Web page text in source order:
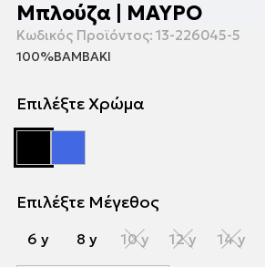
Μπλούζα | ΜΑΥΡΟ
Κωδικός Προϊόντος: 13-226045-5
100%ΒΑΜΒΑΚΙ
Επιλέξτε Χρώμα
Επιλέξτε Μέγεθος
6 y 8 y 10 y 12 y 14 y